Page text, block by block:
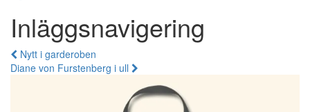
Inläggsnavigering
Nytt i garderoben
Diane von Furstenberg i ull